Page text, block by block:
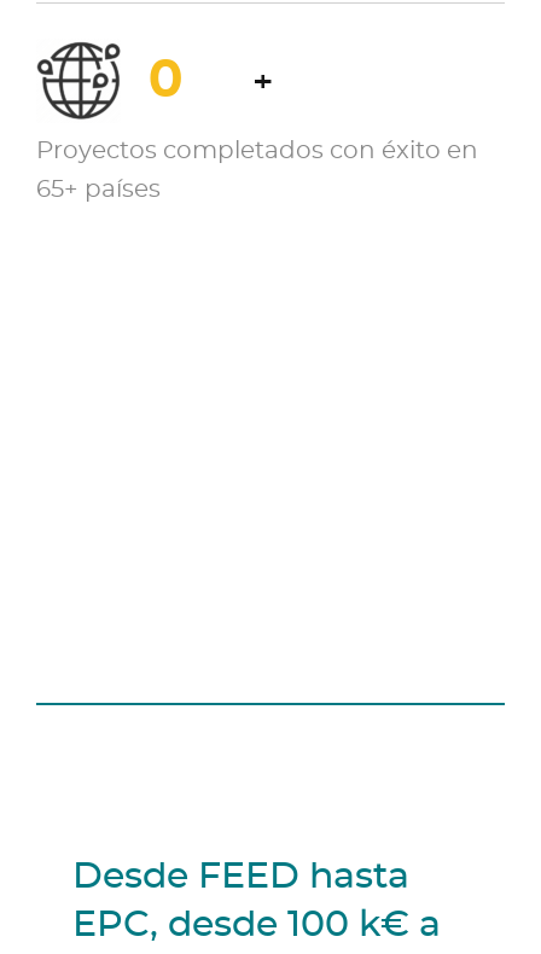
0 +
Proyectos completados con éxito en
65+ países
Desde FEED hasta
EPC, desde 100 k€ a